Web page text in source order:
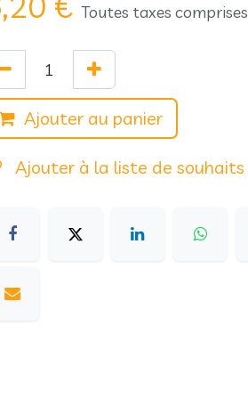
Toutes taxes comprises
Ajouter au panier
Ajouter à la liste de souhaits